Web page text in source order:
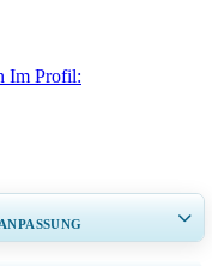
Im Profil: